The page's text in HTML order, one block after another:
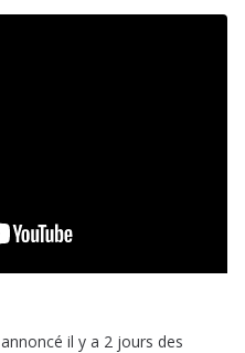
annoncé il y a 2 jours des